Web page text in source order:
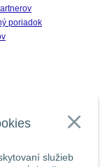
služieb
poriadok